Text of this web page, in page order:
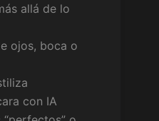
allá de lo
ojos, boca o
con IA